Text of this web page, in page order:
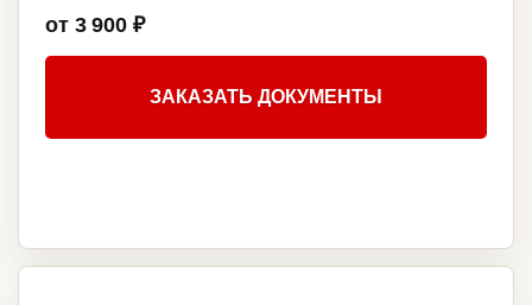
от 3 900 ₽
ЗАКАЗАТЬ ДОКУМЕНТЫ